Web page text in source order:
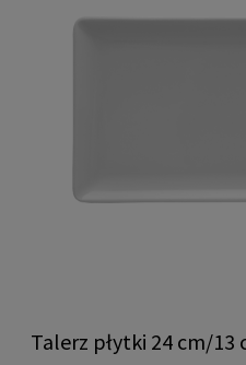
Talerz płytki 24 cm/13